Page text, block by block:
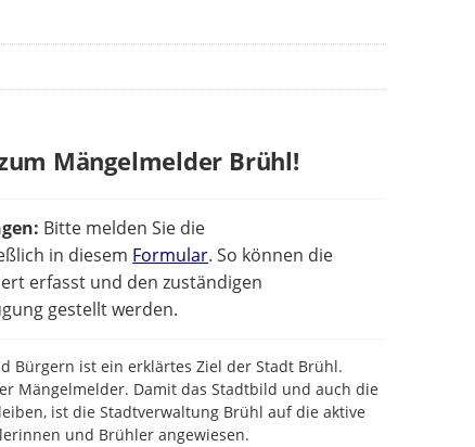
Mängelmelder Brühl!
Bitte melden Sie die
in diesem Formular. So können die
erfasst und den zuständigen
gestellt werden.
Bürgern ist ein erklärtes Ziel der Stadt Brühl.
Mängelmelder. Damit das Stadtbild und auch die
ist die Stadtverwaltung Brühl auf die aktive
und Brühler angewiesen.